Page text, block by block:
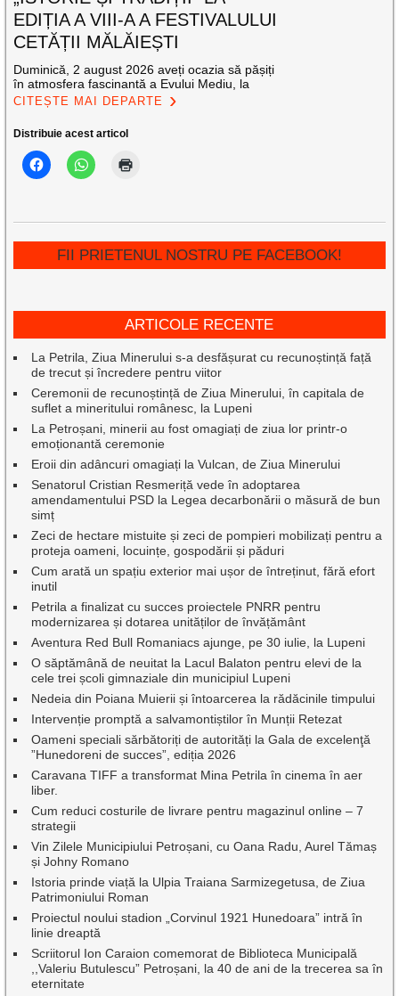
EDIȚIA A VIII-A A FESTIVALULUI
CETĂȚII MĂLĂIEȘTI
Duminică, 2 august 2026 aveți ocazia să pășiți
în atmosfera fascinantă a Evului Mediu, la
CITEȘTE MAI DEPARTE
Distribuie acest articol
FII PRIETENUL NOSTRU PE FACEBOOK!
ARTICOLE RECENTE
La Petrila, Ziua Minerului s-a desfășurat cu recunoștință față
de trecut și încredere pentru viitor
Ceremonii de recunoștință de Ziua Minerului, în capitala de
suflet a mineritului românesc, la Lupeni
La Petroșani, minerii au fost omagiați de ziua lor printr-o
emoționantă ceremonie
Eroii din adâncuri omagiați la Vulcan, de Ziua Minerului
Senatorul Cristian Resmeriță vede în adoptarea
amendamentului PSD la Legea decarbonării o măsură de bun
simț
Zeci de hectare mistuite și zeci de pompieri mobilizați pentru a
proteja oameni, locuințe, gospodării și păduri
Cum arată un spațiu exterior mai ușor de întreținut, fără efort
inutil
Petrila a finalizat cu succes proiectele PNRR pentru
modernizarea și dotarea unităților de învățământ
Aventura Red Bull Romaniacs ajunge, pe 30 iulie, la Lupeni
O săptămână de neuitat la Lacul Balaton pentru elevi de la
cele trei școli gimnaziale din municipiul Lupeni
Nedeia din Poiana Muierii și întoarcerea la rădăcinile timpului
Intervenție promptă a salvamontiștilor în Munții Retezat
Oameni speciali sărbătoriți de autorități la Gala de excelenţă
”Hunedoreni de succes”, ediția 2026
Caravana TIFF a transformat Mina Petrila în cinema în aer
liber.
Cum reduci costurile de livrare pentru magazinul online – 7
strategii
Vin Zilele Municipiului Petroșani, cu Oana Radu, Aurel Tămaș
și Johny Romano
Istoria prinde viață la Ulpia Traiana Sarmizegetusa, de Ziua
Patrimoniului Roman
Proiectul noului stadion „Corvinul 1921 Hunedoara” intră în
linie dreaptă
Scriitorul Ion Caraion comemorat de Biblioteca Municipală
,,Valeriu Butulescu” Petroșani, la 40 de ani de la trecerea sa în
eternitate